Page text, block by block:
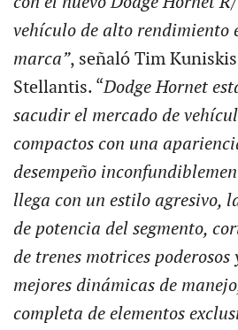
vehículo de alto rendimiento
marca”, señaló Tim
Stellantis. “Dodge Hornet
sacudir el mercado de
compactos con una
desempeño
llega con un estilo agresivo,
de potencia del segmento,
de trenes motrices poderosos
mejores dinámicas de
completa de elementos